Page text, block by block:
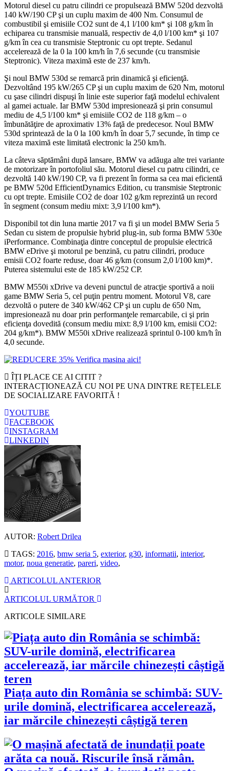
Motorul diesel cu patru cilindri ce propulsează BMW 520d dezvoltă
140 kW/190 CP şi un cuplu maxim de 400 Nm. Consumul de
combustibil şi emisiile CO2 sunt de 4,1 l/100 km* şi 108 g/km în
echiparea cu transmisie manuală, respectiv de 4,0 l/100 km* şi 107
g/km în cea cu transmisie Steptronic cu opt trepte. Sedanul
accelerează de la 0 la 100 km/h în 7,6 secunde (cu transmisie
Steptronic). Viteza maximă este de 237 km/h.
Şi noul BMW 530d se remarcă prin dinamică şi eficienţă.
Dezvoltând 195 kW/265 CP şi un cuplu maxim de 620 Nm, motorul
cu şase cilindri dispuşi în linie este superior faţă modelul echivalent
al gamei actuale. Iar BMW 530d impresionează şi prin consumul
mediu de 4,5 l/100 km* şi emisiile CO2 de 118 g/km – o
îmbunătăţire de aproximativ 13% faţă de predecesor. Noul BMW
530d sprintează de la 0 la 100 km/h în doar 5,7 secunde, în timp ce
viteza maximă este limitată electronic la 250 km/h.
La câteva săptămâni după lansare, BMW va adăuga alte trei variante
de motorizare în portofoliul său. Motorul diesel cu patru cilindri, ce
dezvoltă 140 kW/190 CP, va fi prezent în forma sa cea mai eficientă
pe BMW 520d EfficientDynamics Edition, cu transmisie Steptronic
cu opt trepte. Emisiile CO2 de doar 102 g/km reprezintă un record
în segment (consum mediu mixt: 3,9 l/100 km*).
Disponibil tot din luna martie 2017 va fi şi un model BMW Seria 5
Sedan cu sistem de propulsie hybrid plug-in, sub forma BMW 530e
iPerformance. Combinaţia dintre conceptul de propulsie electrică
BMW eDrive şi motorul pe benzină, cu patru cilindri, produce
emisii CO2 foarte reduse, doar 46 g/km (consum 2,0 l/100 km)*.
Puterea sistemului este de 185 kW/252 CP.
BMW M550i xDrive va deveni punctul de atracţie sportivă a noii
game BMW Seria 5, cel puţin pentru moment. Motorul V8, care
dezvoltă o putere de 340 kW/462 CP şi un cuplu de 650 Nm,
impresionează nu doar prin performanţele remarcabile, ci şi prin
eficienţa dovedită (consum mediu mixt: 8,9 l/100 km, emisii CO2:
204 g/km*). BMW M550i xDrive realizează sprintul 0-100 km/h în
4,0 secunde.
ÎȚI PLACE CE AI CITIT ?
INTERACȚIONEAZĂ CU NOI PE UNA DINTRE REȚELELE
DE SOCIALIZARE FAVORITĂ !
YOUTUBE
FACEBOOK
INSTAGRAM
LINKEDIN
AUTOR: Robert Drilea
TAGS: 2016, bmw seria 5, exterior, g30, informatii, interior,
motor, noua generatie, pareri, video,
ARTICOLUL ANTERIOR
ARTICOLUL URMĂTOR
ARTICOLE SIMILARE
Piața auto din România se schimbă: SUV-
urile domină, electrificarea accelerează,
iar mărcile chinezești câștigă teren